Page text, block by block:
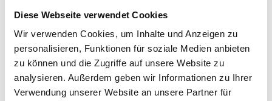
Diese Webseite verwendet Cookies
Wir verwenden Cookies, um Inhalte und Anzeigen zu
personalisieren, Funktionen für soziale Medien anbieten
zu können und die Zugriffe auf unsere Website zu
analysieren. Außerdem geben wir Informationen zu Ihrer
Verwendung unserer Website an unsere Partner für
2 3 4 LP
30.06.2018
(n)
3. Zwei-Phasen-
Springprfg.Kl.L
SPR
Preisgeld